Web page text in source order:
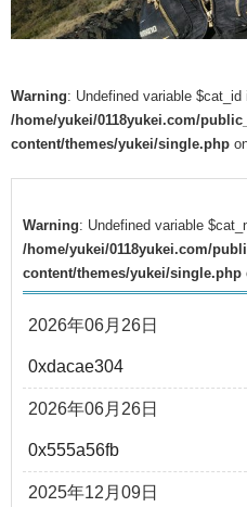
Warning: Undefined variable $cat_id
/home/yukei/0118yukei.com/
content/themes/yukei/single.php
Warning: Undefined variable
/home/yukei/0118yukei.com/
content/themes/yukei/single.php
2026年06月26日
0xdacae304
2026年06月26日
0x555a56fb
2025年12月09日